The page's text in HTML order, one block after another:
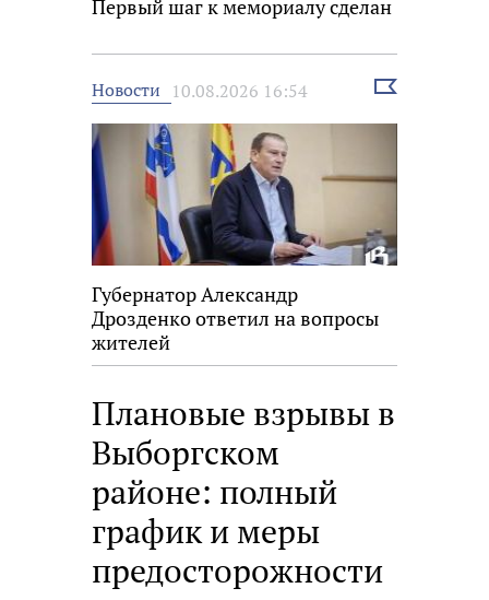
Первый шаг к мемориалу сделан
Новости 10.08.2026 16:54
Выбрать
Губернатор Александр
Дрозденко ответил на вопросы
жителей
Плановые взрывы в
Выборгском
районе: полный
график и меры
предосторожности